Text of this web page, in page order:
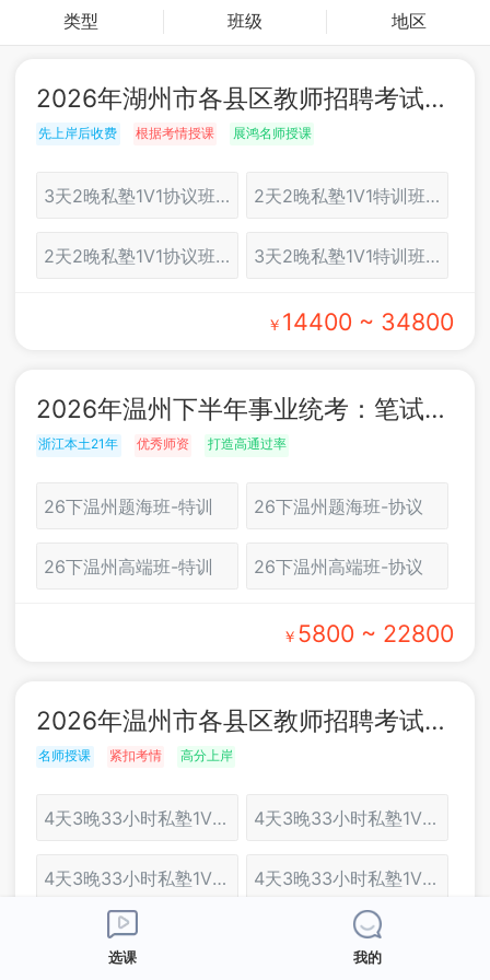
类型 班级 地区
2026年湖州市各县区教师招聘考试：面试培训
先上岸后收费 根据考情授课 展鸿名师授课
3天2晚私塾1V1协议班（湖州） 2天2晚私塾1V1特训班（湖州）
2天2晚私塾1V1协议班（湖州） 3天2晚私塾1V1特训班（湖州）
￥ 14400 ~ 34800
2026年温州下半年事业统考：笔试培训
浙江本土21年 优秀师资 打造高通过率
26下温州题海班-特训 26下温州题海班-协议
26下温州高端班-特训 26下温州高端班-协议
￥ 5800 ~ 22800
2026年温州市各县区教师招聘考试：面试培训
名师授课 紧扣考情 高分上岸
4天3晚33小时私塾1V2协议班（温州） 4天3晚33小时私塾1V2特训班（温州）
4天3晚33小时私塾1V1协议班（温州） 4天3晚33小时私塾1V1特训班（温州）
选课 我的